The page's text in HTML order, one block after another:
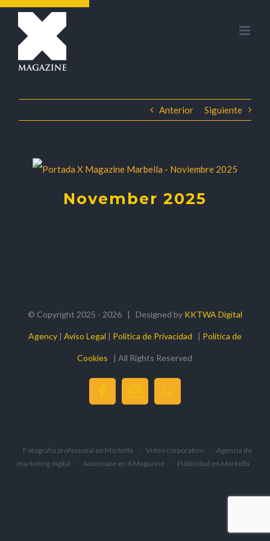
Saltar
contenido
Anterior Siguiente
November 2025
© Copyright 2025 - 2026 | Designed by KKTWA Digital
Agency| Aviso Legal | Política de Privacidad | Politica de
Cookies | All Rights Reserved
Fotografia profesional en Marbella · Video corporativo ·
Agencia de
marketing digital
· Anunciate en X Magazine · Publicidad en Marbella